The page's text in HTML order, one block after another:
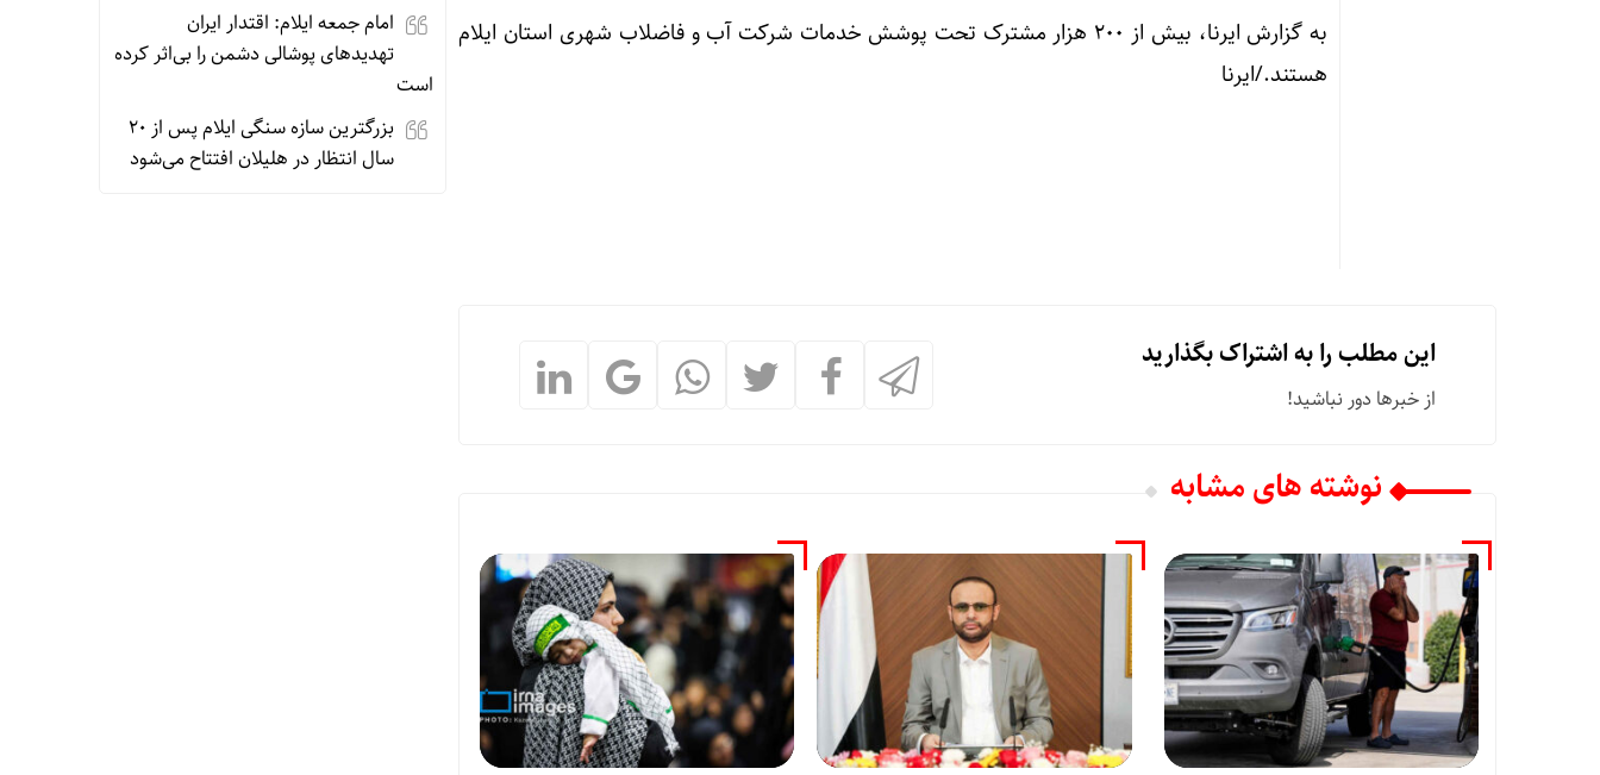
به گزارش ایرنا، بیش از ۲۰۰ هزار مشترک تحت پوشش خدمات شرکت آب و فاضلاب شهری استان ایلام
هستند./ایرنا
این مطلب را به اشتراک بگذارید
از خبرها دور نباشید!
نوشته های مشابه
امام جمعه ایلام: اقتدار ایران
تهدیدهای پوشالی دشمن را بی‌اثر کرده
است
بزرگترین سازه سنگی ایلام پس از ۲۰
سال انتظار در هلیلان افتتاح می‌شود